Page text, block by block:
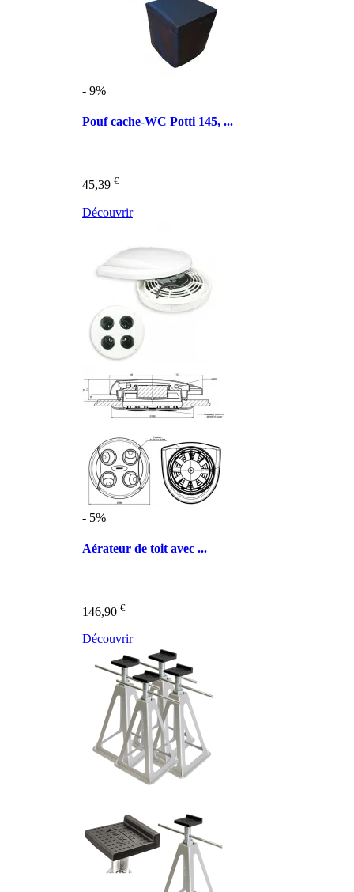
- 9%
Pouf cache-WC Potti 145, ...
45,39 €
Découvrir
- 5%
Aérateur de toit avec ...
146,90 €
Découvrir